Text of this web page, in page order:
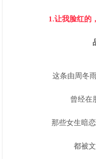
1.让我脸红的
这条由周冬
曾经在
那些女生暗
都被